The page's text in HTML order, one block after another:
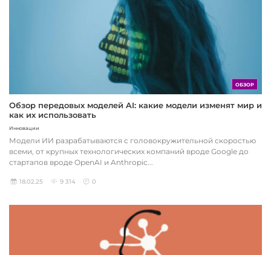
ОБЗОР
Обзор передовых моделей AI: какие модели изменят мир и
как их использовать
Инновации
Модели ИИ разрабатываются с головокружительной скоростью
всеми, от крупных технологических компаний вроде Google до
стартапов вроде OpenAI и Anthropic...
18.02.25 9 314 0